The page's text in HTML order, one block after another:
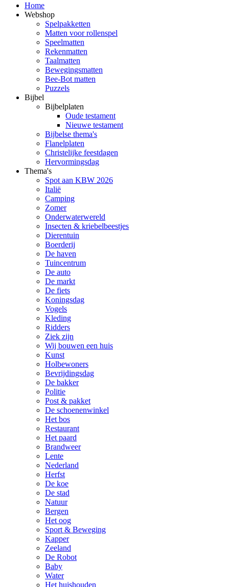
Home
Webshop
Spelpakketten
Matten voor rollenspel
Speelmatten
Rekenmatten
Taalmatten
Bewegingsmatten
Bee-Bot matten
Puzzels
Bijbel
Bijbelplaten
Oude testament
Nieuwe testament
Bijbelse thema's
Flanelplaten
Christelijke feestdagen
Hervormingsdag
Thema's
Spot aan KBW 2026
Italië
Camping
Zomer
Onderwaterwereld
Insecten & kriebelbeestjes
Dierentuin
Boerderij
De haven
Tuincentrum
De auto
De markt
De fiets
Koningsdag
Vogels
Kleding
Ridders
Ziek zijn
Wij bouwen een huis
Kunst
Holbewoners
Bevrijdingsdag
De bakker
Politie
Post & pakket
De schoenenwinkel
Het bos
Restaurant
Het paard
Brandweer
Lente
Nederland
Herfst
De koe
De stad
Natuur
Bergen
Het oog
Sport & Beweging
Kapper
Zeeland
De Robot
Baby
Water
Het huishouden